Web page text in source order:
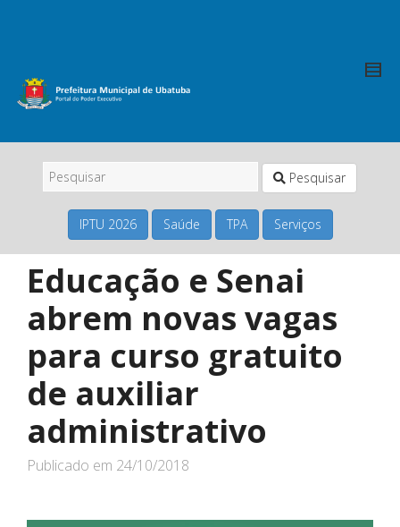
Pesquisar
IPTU 2026 Saúde TPA Serviços
Educação e Senai
abrem novas vagas
para curso gratuito
de auxiliar
administrativo
Publicado em 24/10/2018